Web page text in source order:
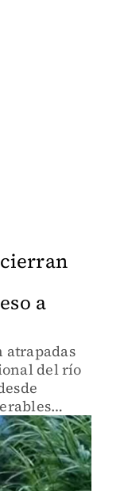
a
atrapadas
del río
y claman